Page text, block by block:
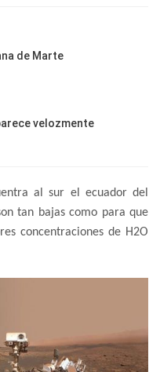
de Marte
velozmente
al sur el ecuador del
tan bajas como para que
concentraciones de H2O